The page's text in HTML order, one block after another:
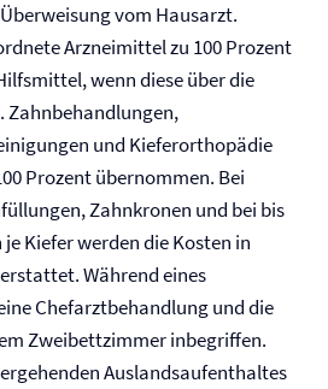
vom Hausarzt.
Arzneimittel zu 100 Prozent
wenn diese über die
Zahnbehandlungen,
und Kieferorthopädie
Prozent übernommen. Bei
Zahnkronen und bei bis
Kiefer werden die Kosten in
Während eines
Chefarztbehandlung und die
Zweibettzimmer inbegriffen.
Auslandsaufenthaltes